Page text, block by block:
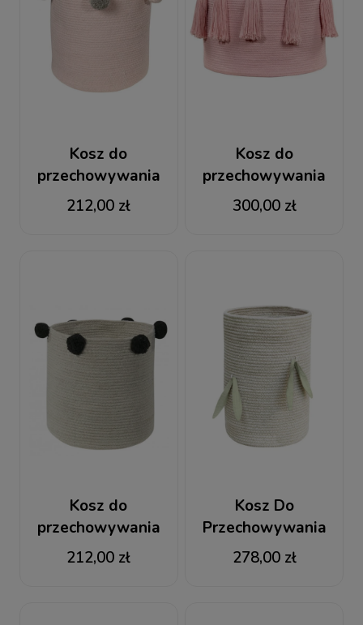
Kosz do
przechowywania
Bubbly Pink
212,00 zł
Kosz do
przechowywania
Tassels Pink
300,00 zł
Kosz do
przechowywania
Natural Black
212,00 zł
Kosz Do
Przechowywania
Bamboo Cane
278,00 zł